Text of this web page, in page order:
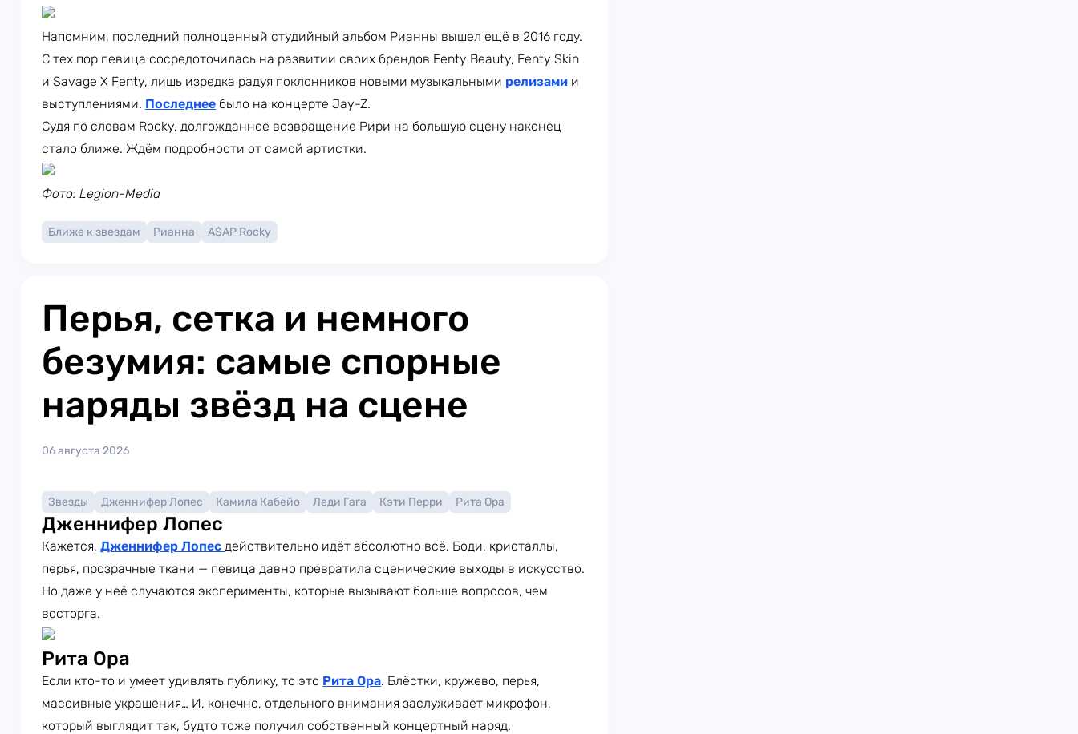
Напомним, последний полноценный студийный альбом Рианны вышел ещё в 2016 году.
С тех пор певица сосредоточилась на развитии своих брендов Fenty Beauty, Fenty Skin
и Savage X Fenty, лишь изредка радуя поклонников новыми музыкальными релизами и
выступлениями. Последнее было на концерте Jay-Z.
Судя по словам Rocky, долгожданное возвращение Рири на большую сцену наконец
стало ближе. Ждём подробности от самой артистки.
Фото: Legion-Media
Ближе к звездам Рианна A$AP Rocky
Перья, сетка и немного
безумия: самые спорные
наряды звёзд на сцене
06 августа 2026
Звезды Дженнифер Лопес Камила Кабейо Леди Гага Кэти Перри Рита Ора
Дженнифер Лопес
Кажется, Дженнифер Лопес действительно идёт абсолютно всё. Боди, кристаллы,
перья, прозрачные ткани — певица давно превратила сценические выходы в искусство.
Но даже у неё случаются эксперименты, которые вызывают больше вопросов, чем
восторга.
Рита Ора
Если кто-то и умеет удивлять публику, то это Рита Ора. Блёстки, кружево, перья,
массивные украшения… И, конечно, отдельного внимания заслуживает микрофон,
который выглядит так, будто тоже получил собственный концертный наряд.